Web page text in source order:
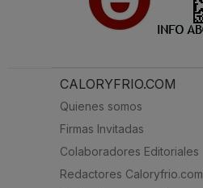
CALORYFRIO.COM
Quienes somos
Firmas Invitadas
Colaboradores Editoriales
Redactores Caloryfrio.com